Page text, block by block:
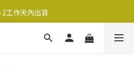
免運；宅配990免運
2工作天內出貨
690免運；宅配990免運